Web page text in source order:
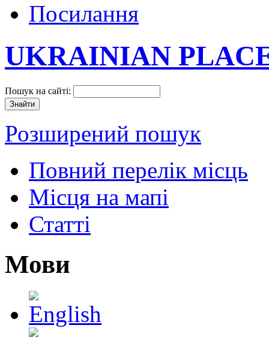
Посилання
UKRAINIAN
Пошук на сайті:
Розширений пошук
Повний перелік місць
Місця на мапі
Статті
Мови